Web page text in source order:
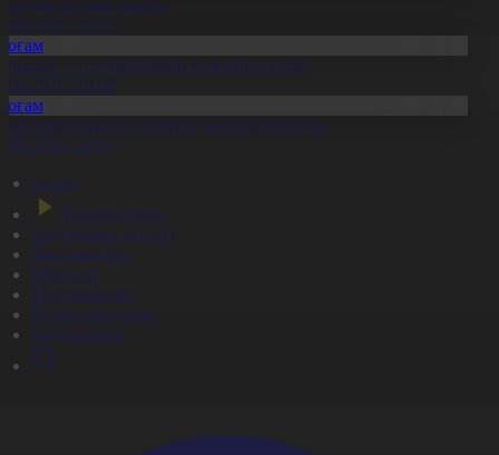
өндіріс өрледі
20:11
— ел дамуының қозғаушы күші
20:09
импортына уақытша тыйым салынды
20:07
Басты
Тікелей эфир
Бағдарлама кестесі
Жаңалықтар
Жобалар
Телехикаялар
Мультсериалдар
Видеоархив